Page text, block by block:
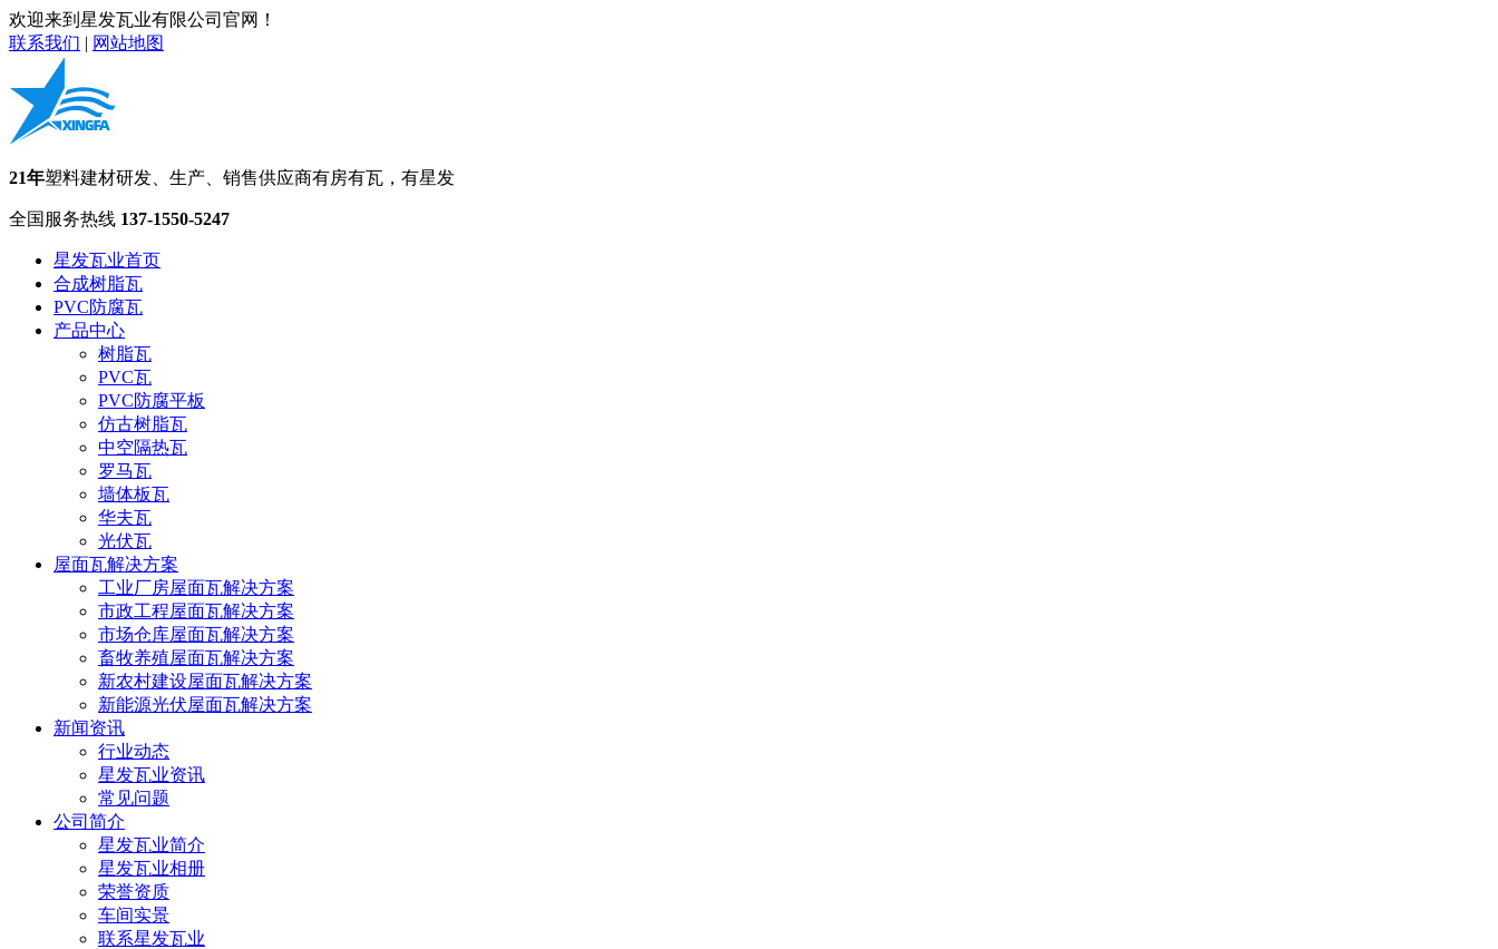
欢迎来到星发瓦业有限公司官网！
联系我们 | 网站地图
21年塑料建材研发、生产、销售供应商有房有瓦，有星发
全国服务热线 137-1550-5247
星发瓦业首页
合成树脂瓦
PVC防腐瓦
产品中心
树脂瓦
PVC瓦
PVC防腐平板
仿古树脂瓦
中空隔热瓦
罗马瓦
墙体板瓦
华夫瓦
光伏瓦
屋面瓦解决方案
工业厂房屋面瓦解决方案
市政工程屋面瓦解决方案
市场仓库屋面瓦解决方案
畜牧养殖屋面瓦解决方案
新农村建设屋面瓦解决方案
新能源光伏屋面瓦解决方案
新闻资讯
行业动态
星发瓦业资讯
常见问题
公司简介
星发瓦业简介
星发瓦业相册
荣誉资质
车间实景
联系星发瓦业